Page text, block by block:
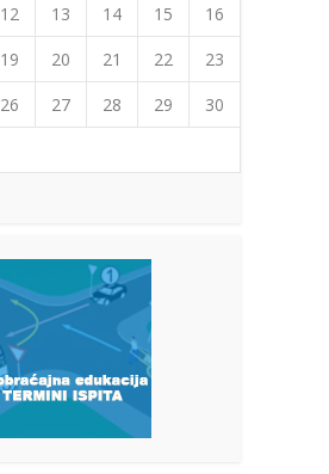
12 13 14 15
16
19 20 21 22
23
26 27 28 29
30